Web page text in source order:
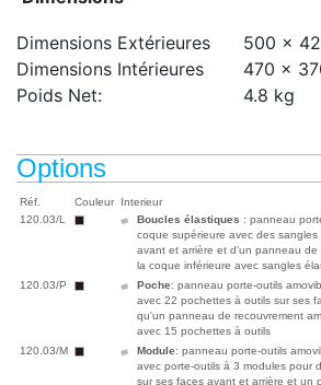
Dimensions Extérieures 500 x
Dimensions Intérieures
470 x
Poids Net:
4.8 kg
Options
Réf. Couleur
Interieur
120.03/L
Boucles élastiques : panneau
coque supérieure avec des
avant et arrière et d'un panneau de
la coque inférieure avec sangles
120.03/P
Poche: panneau porte-outils
avec 22 pochettes à outils sur ses
qu'un panneau de recouvrement
avec 15 pochettes à outils
120.03/M
Module: panneau porte-outils
avec porte-outils à 3 modules pour
sur ses faces avant et arrière et un